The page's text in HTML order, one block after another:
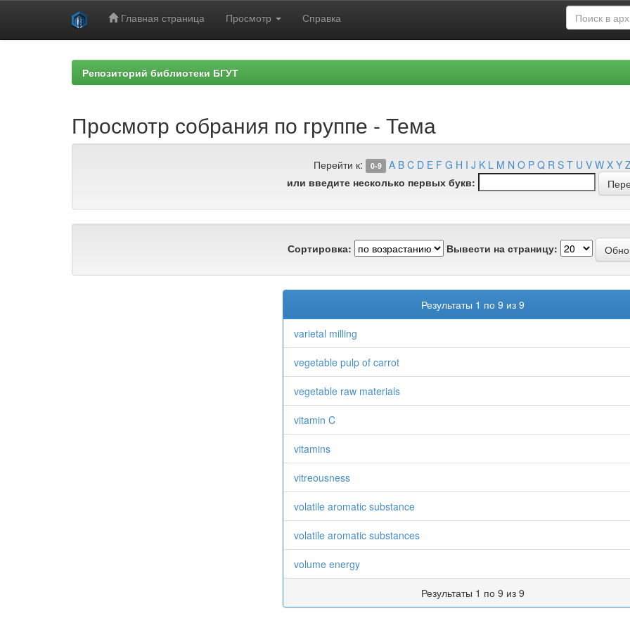
Главная страница Просмотр Справка
Репозиторий библиотеки БГУТ
Просмотр собрания по группе - Тема
Перейти к: 0-9 A B C D E F G H I J K L M N O P Q R S T U V W X Y
или введите несколько первых букв:
Сортировка: Вывести на страницу:
Результаты 1 по 9 из 9
varietal milling
vegetable pulp of carrot
vegetable raw materials
vitamin C
vitamins
vitreousness
volatile aromatic substance
volatile aromatic substances
volume energy
Результаты 1 по 9 из 9